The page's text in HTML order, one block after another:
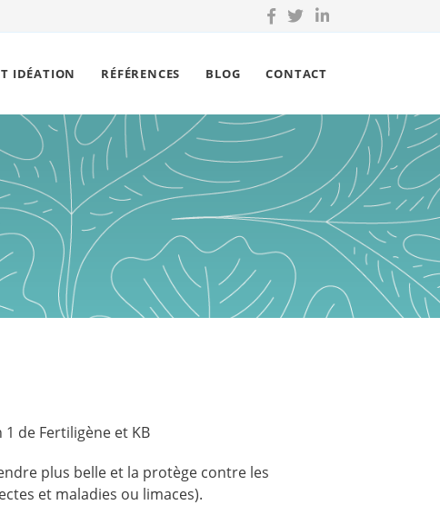
IDÉATION RÉFÉRENCES BLOG CONTACT
de Fertiligène et KB
plus belle et la protège contre les
et maladies ou limaces).